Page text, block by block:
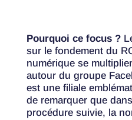
Pourquoi ce focus ?
sur le fondement du
numérique se
autour du groupe
est une filiale
de remarquer que
procédure suivie, la